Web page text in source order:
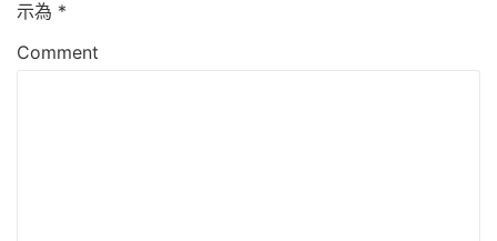
示為 *
Comment